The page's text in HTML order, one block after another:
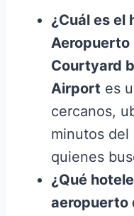
¿Cuál es el
Aeropuerto
Courtyard
Airport es
cercanos,
minutos del
quienes
¿Qué
aeropuerto